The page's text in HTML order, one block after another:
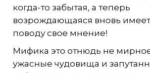
когда-то забытая, а теперь
возрождающаяся вновь
поводу свое мнение!
Мифика это отнюдь не
ужасные чудовища и